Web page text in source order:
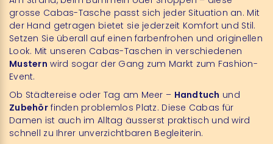
grosse Cabas-Tasche passt sich jeder Situation an. Mit
der Hand getragen bietet sie jederzeit Komfort und Stil.
Setzen Sie überall auf einen farbenfrohen und originellen
Look. Mit unseren Cabas-Taschen in verschiedenen
Mustern wird sogar der Gang zum Markt zum Fashion-
Event.
Ob Städtereise oder Tag am Meer – Handtuch und
Zubehörfinden problemlos Platz. Diese Cabas für
Damen ist auch im Alltag äusserst praktisch und wird
schnell zu Ihrer unverzichtbaren Begleiterin.